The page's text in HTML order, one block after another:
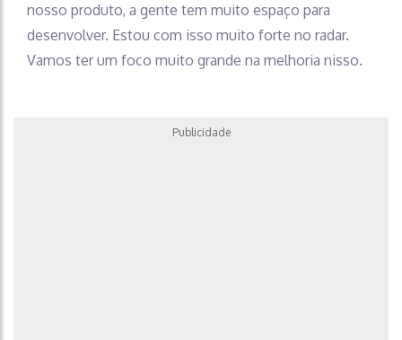
nosso produto, a gente tem muito espaço para
desenvolver. Estou com isso muito forte no radar.
Vamos ter um foco muito grande na melhoria nisso.
Publicidade